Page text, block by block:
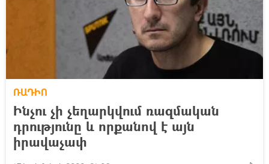
ՌԱԴԻՈ
Ինչու չի չեղարկվում ռազմական
դրությունը և որքանով է այն
իրավաչափ